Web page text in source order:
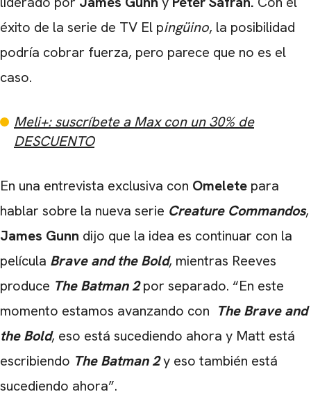
éxito de la serie de TV El pingüino, la posibilidad
podría cobrar fuerza, pero parece que no es el
caso.
Meli+: suscríbete a Max con un 30% de
DESCUENTO
En una entrevista exclusiva con Omelete para
hablar sobre la nueva serie Creature Commandos,
James Gunn dijo que la idea es continuar con la
película Brave and the Bold, mientras Reeves
produce The Batman 2por separado. “En este
momento estamos avanzando con The Brave and
the Bold, eso está sucediendo ahora y Matt está
escribiendo The Batman 2y eso también está
sucediendo ahora”.